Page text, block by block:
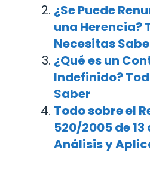
¿Se Puede
una Herencia?
Necesitas
¿Qué es un
Indefinido?
Saber
Todo sobre el
520/2005 de
Análisis y